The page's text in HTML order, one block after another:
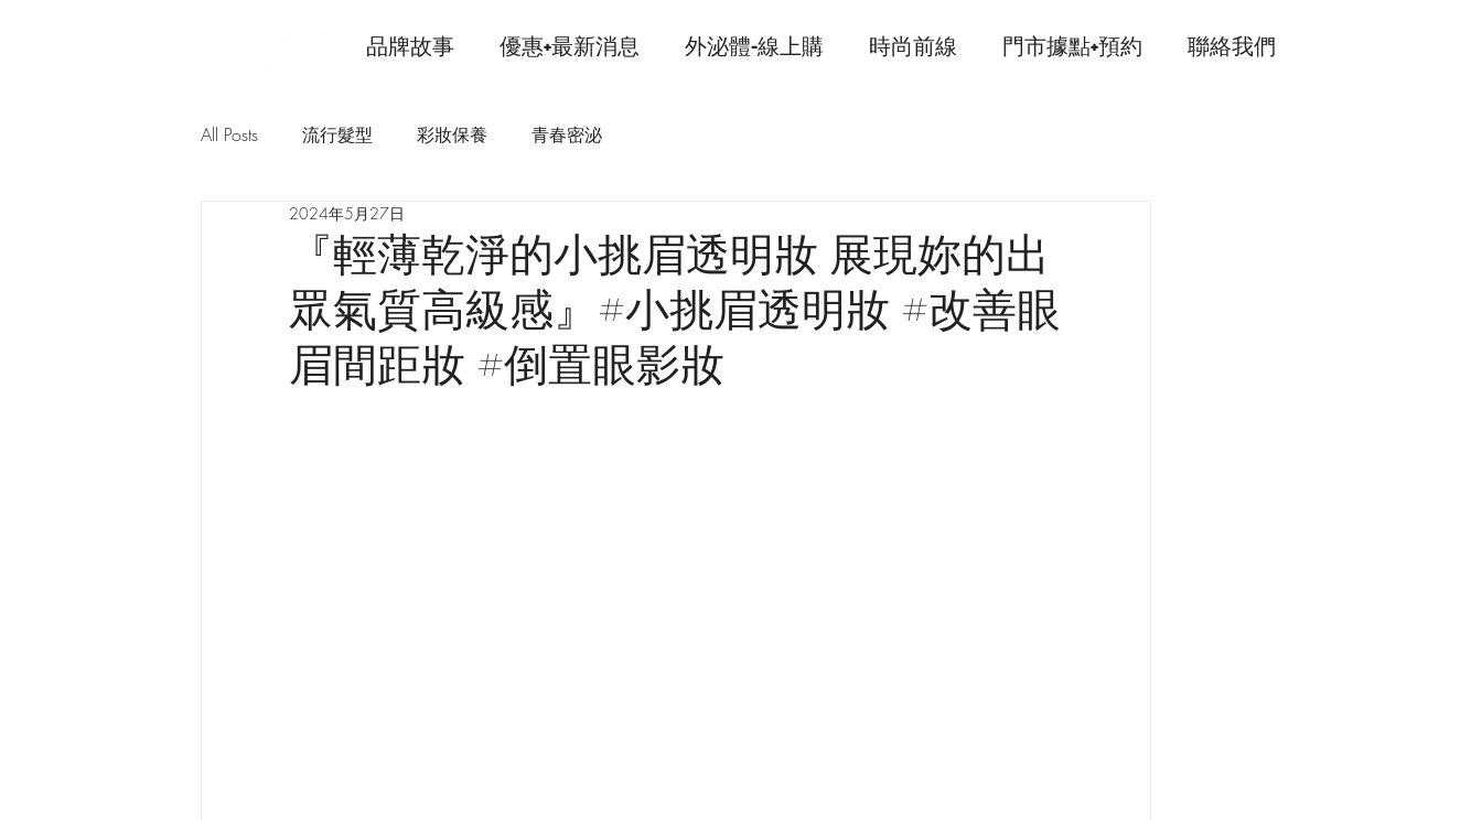
品牌故事 優惠+最新消息 外泌體-線上購 時尚前線 門市據點+預約 聯絡我們
All Posts 流行髮型 彩妝保養 青春密泌
『輕薄乾淨的小挑眉透明妝 展現妳的出
眾氣質高級感』#小挑眉透明妝 #改善眼
眉間距妝 #倒置眼影妝
2024年5月27日